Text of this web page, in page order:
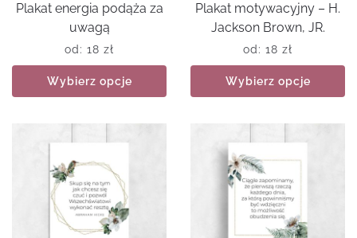
Plakat energia podąża za
uwagą
od: 18 zł
Wybierz opcje
Plakat motywacyjny – H.
Jackson Brown, JR.
od: 18 zł
Wybierz opcje